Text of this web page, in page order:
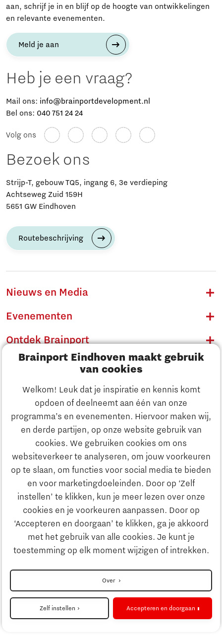
Brainport Eindhoven maakt gebruik
van cookies
Welkom! Leuk dat je inspiratie en kennis komt
opdoen of deelneemt aan één van onze
programma’s en evenementen. Hiervoor maken wij,
en derde partijen, op onze website gebruik van
cookies. We gebruiken cookies om ons
websiteverkeer te analyseren, om jouw voorkeuren
op te slaan, om functies voor social media te bieden
en voor marketingdoeleinden. Door op ‘Zelf
instellen’ te klikken, kun je meer lezen over onze
cookies en je voorkeuren aanpassen. Door op
‘Accepteren en doorgaan’ te klikken, ga je akkoord
met het gebruik van alle cookies. Je kunt je
toestemming op elk moment wijzigen of intrekken.
Over
Zelf instellen Accepteren en doorgaan
Ontdek Brainport
Innovatie
Ondernemen
Onderwijs
Strategie & Organisatie
aan, schrijf je in en blijf op de hoogte van ontwikkelingen
en relevante evenementen.
Meld je aan
Heb je een vraag?
Mail ons: info@brainportdevelopment.nl
Bel ons: 040 751 24 24
Volg ons
Bezoek ons
Strijp-T, gebouw TQ5, ingang 6, 3e verdieping
Achtseweg Zuid 159H
5651 GW Eindhoven
Routebeschrijving
Nieuws en Media
Evenementen
Ontdek Brainport
Innovatie
Ondernemen
Onderwijs
Maatschappelijk
Strategie & Organisatie
Zoeken
Contact
Naar internationale website
Privacyverklaring
Cookieinstellingen